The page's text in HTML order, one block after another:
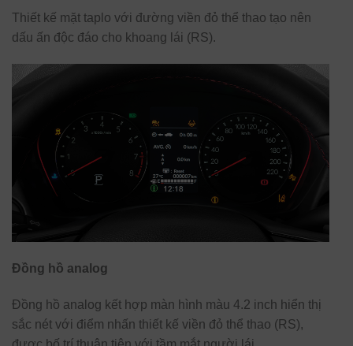
Thiết kế mặt taplo với đường viền đỏ thể thao tạo nên
dấu ấn độc đáo cho khoang lái (RS).
Đồng hồ analog
Đồng hồ analog kết hợp màn hình màu 4.2 inch hiển thị
sắc nét với điểm nhấn thiết kế viền đỏ thể thao (RS),